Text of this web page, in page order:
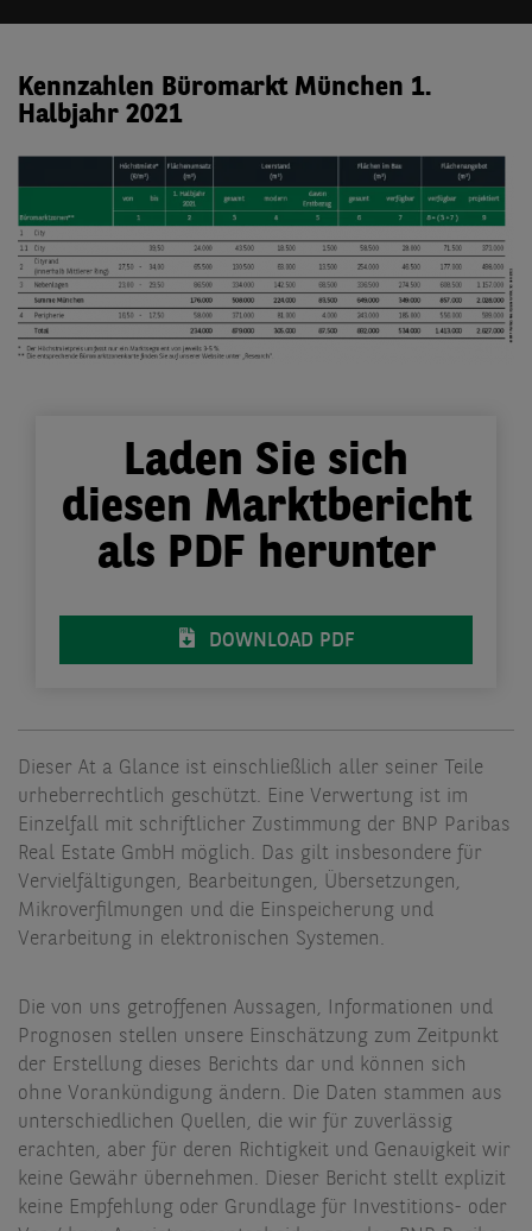
Kennzahlen Büromarkt München 1.
Halbjahr 2021
Laden Sie sich
diesen Marktbericht
als PDF herunter
DOWNLOAD PDF
Dieser At a Glance ist einschließlich aller seiner Teile
urheberrechtlich geschützt. Eine Verwertung ist im
Einzelfall mit schriftlicher Zustimmung der BNP Paribas
Real Estate GmbH möglich. Das gilt insbesondere für
Vervielfältigungen, Bearbeitungen, Übersetzungen,
Mikroverfilmungen und die Einspeicherung und
Verarbeitung in elektronischen Systemen.
Die von uns getroffenen Aussagen, Informationen und
Prognosen stellen unsere Einschätzung zum Zeitpunkt
der Erstellung dieses Berichts dar und können sich
ohne Vorankündigung ändern. Die Daten stammen aus
unterschiedlichen Quellen, die wir für zuverlässig
erachten, aber für deren Richtigkeit und Genauigkeit wir
keine Gewähr übernehmen. Dieser Bericht stellt explizit
keine Empfehlung oder Grundlage für Investitions- oder